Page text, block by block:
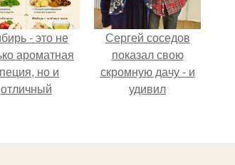
- это не
ароматная
но и
отличный
и блюд.
Сергей соседов
показал свою
скромную дачу - и
удивил